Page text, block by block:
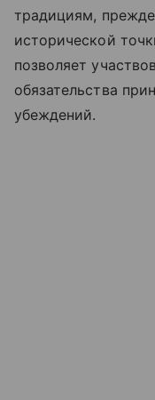
традициям, прежде
исторической
позволяет
обязательства
убеждений.